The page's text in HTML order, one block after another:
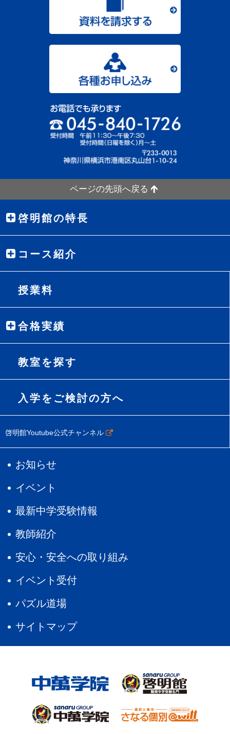
ページの先頭へ戻る
啓明館の特長
コース紹介
授業料
合格実績
教室を探す
入学をご検討の方へ
啓明館Youtube公式チャンネル
お知らせ
イベント
最新中学受験情報
教師紹介
安心・安全への取り組み
イベント受付
パズル道場
サイトマップ